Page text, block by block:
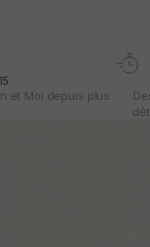
et Moi depuis plus